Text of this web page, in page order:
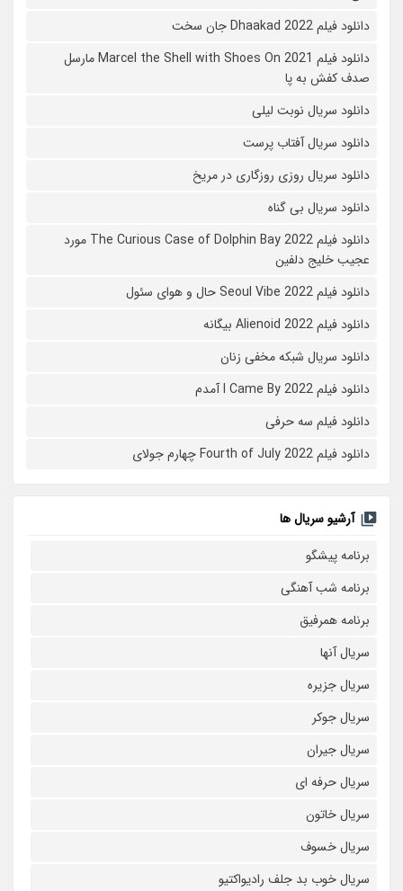
دانلود فیلم Dhaakad 2022 جان سخت
دانلود فیلم Marcel the Shell with Shoes On 2021 مارسل
صدف کفش به پا
دانلود سریال نوبت لیلی
دانلود سریال آفتاب پرست
دانلود سریال روزی روزگاری در مریخ
دانلود سریال بی گناه
دانلود فیلم The Curious Case of Dolphin Bay 2022 مورد
عجیب خلیج دلفین
دانلود فیلم Seoul Vibe 2022 حال و هوای سئول
دانلود فیلم Alienoid 2022 بیگانه
دانلود سریال شبکه مخفی زنان
دانلود فیلم I Came By 2022 آمدم
دانلود فیلم سه حرفی
دانلود فیلم Fourth of July 2022 چهارم جولای
آرشیو سریال ها
برنامه پیشگو
برنامه شب آهنگی
برنامه همرفیق
سریال آنها
سریال جزیره
سریال جوکر
سریال جیران
سریال حرفه ای
سریال خاتون
سریال خسوف
سریال خوب بد جلف رادیواکتیو